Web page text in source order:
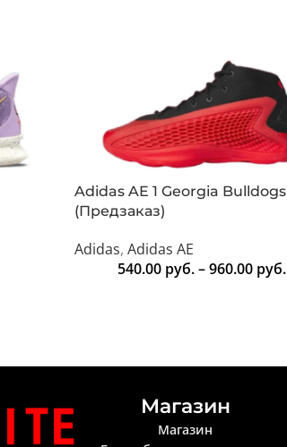
Adidas AE 1 Georgia Bulldogs
(Предзаказ)
Adidas, Adidas AE
540.00 руб.–960.00 руб.
Магазин
Магазин